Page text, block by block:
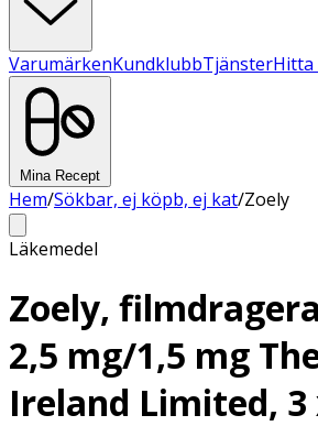
VarumärkenKundklubbTjänster
Mina Recept
Hem/Sökbar, ej köpb, ej kat/Zoely
Läkemedel
Zoely,
2,5 mg/1,5 mg
Ireland Limited, 3